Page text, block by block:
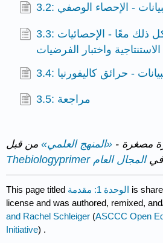
- الإحصاء الوصفي
3.3: تجميع كل ذلك معًا - الإحصائيات
الاستنتاجية واختبار الفرضيات
- حرائق كاليفورنيا
3.5: مراجعة
مصغرة - «المنهج العلمي»من قبل
Thebiologyprimer
في
This page titled الوحدة 1: مقدمة is
license and was authored, remixed,
and Rachel Schleiger (ASCCC Open
Initiative) .